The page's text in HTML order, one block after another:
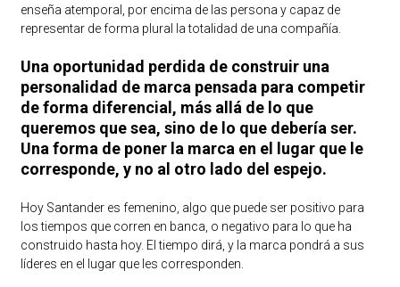
enseña atemporal, por encima de las persona y capaz de
representar de forma plural la totalidad de una compañía.
Una oportunidad perdida de construir una
personalidad de marca pensada para competir
de forma diferencial, más allá de lo que
queremos que sea, sino de lo que debería ser.
Una forma de poner la marca en el lugar que le
corresponde, y no al otro lado del espejo.
Hoy Santander es femenino, algo que puede ser positivo para
los tiempos que corren en banca, o negativo para lo que ha
construido hasta hoy. El tiempo dirá, y la marca pondrá a sus
líderes en el lugar que les corresponden.